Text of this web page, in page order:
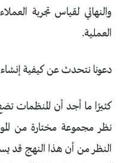
والنهائي لقياس تجربة
العملية.
دعونا نتحدث عن كيفية إنشاء
كثيرًا ما أجد أن
نظر مجموعة مختارة من
النظر من أن هذا النهج قد